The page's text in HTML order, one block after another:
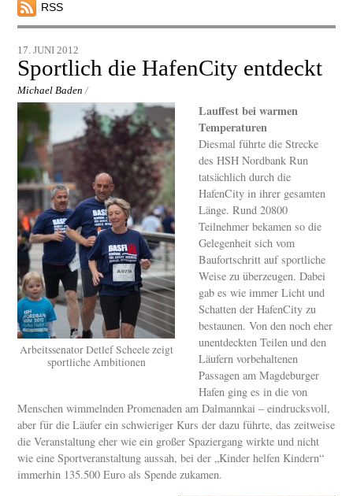
RSS
17. JUNI 2012
Sportlich die HafenCity entdeckt
Michael Baden /
Arbeitssenator Detlef Scheele zeigt
sportliche Ambitionen
Lauffest bei warmen
Temperaturen
Diesmal führte die Strecke
des HSH Nordbank Run
tatsächlich durch die
HafenCity in ihrer gesamten
Länge. Rund 20800
Teilnehmer bekamen so die
Gelegenheit sich vom
Baufortschritt auf sportliche
Weise zu überzeugen. Dabei
gab es wie immer Licht und
Schatten der HafenCity zu
bestaunen. Von den noch eher
unentdeckten Teilen und den
Läufern vorbehaltenen
Passagen am Magdeburger
Hafen ging es in die von
Menschen wimmelnden Promenaden am Dalmannkai – eindrucksvoll,
aber für die Läufer ein schwieriger Kurs der dazu führte, das zeitweise
die Veranstaltung eher wie ein großer Spaziergang wirkte und nicht
wie eine Sportveranstaltung aussah, bei der „Kinder helfen Kindern“
immerhin 135.500 Euro als Spende zukamen.